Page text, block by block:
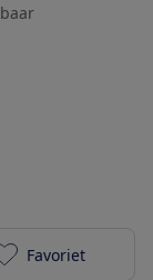
Siemens
Favoriet